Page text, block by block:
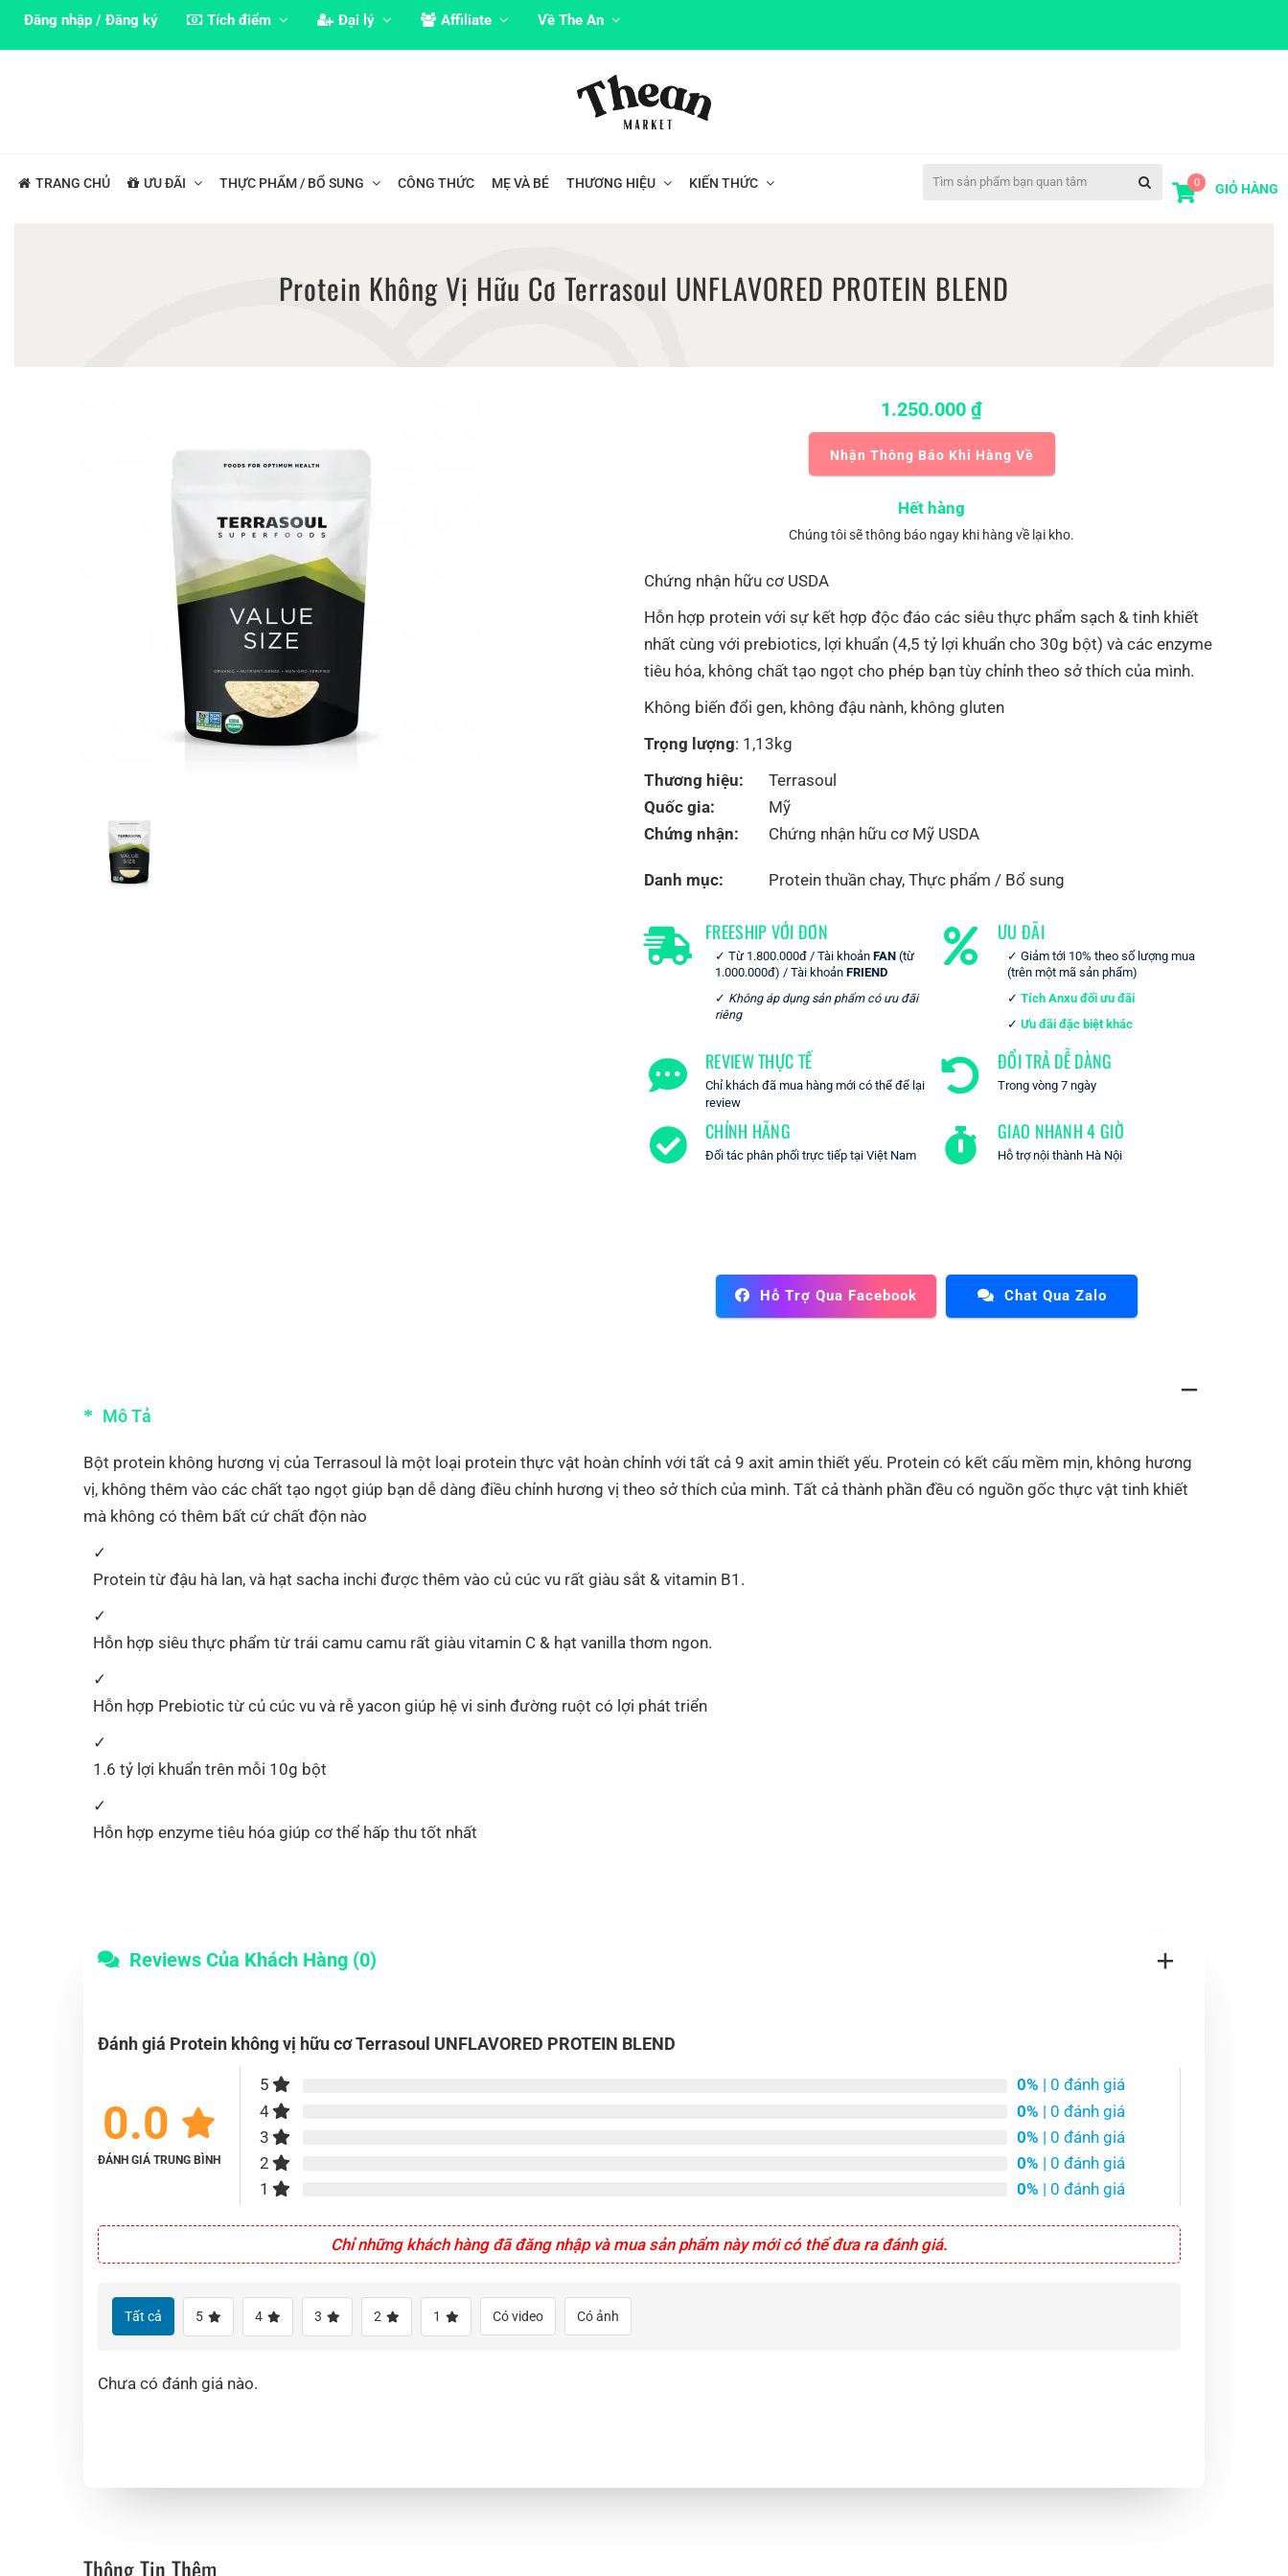
Đăng nhập / Đăng ký Tích điểm Đại lý Affiliate Về The An
TRANG CHỦ ƯU ĐÃI THỰC PHẨM / BỔ SUNG CÔNG THỨC MẸ VÀ BÉ THƯƠNG HIỆU KIẾN THỨC 0 GIỎ HÀNG
Protein Không Vị Hữu Cơ Terrasoul UNFLAVORED PROTEIN BLEND
1.250.000 ₫
Nhận Thông Báo Khi Hàng Về
Hết hàng
Chúng tôi sẽ thông báo ngay khi hàng về lại kho.
Chứng nhận hữu cơ USDA
Hỗn hợp protein với sự kết hợp độc đáo các siêu thực phẩm sạch & tinh khiết
nhất cùng với prebiotics, lợi khuẩn (4,5 tỷ lợi khuẩn cho 30g bột) và các enzyme
tiêu hóa, không chất tạo ngọt cho phép bạn tùy chỉnh theo sở thích của mình.
Không biến đổi gen, không đậu nành, không gluten
Trọng lượng: 1,13kg
Thương hiệu:
Terrasoul
Quốc gia:
Mỹ
Chứng nhận:
Chứng nhận hữu cơ Mỹ USDA
Danh mục: Protein thuần chay, Thực phẩm / Bổ sung
FREESHIP VỚI ĐƠN
Từ 1.800.000đ / Tài khoản FAN (từ
1.000.000đ) / Tài khoản FRIEND
Không áp dụng sản phẩm có ưu đãi
riêng
ƯU ĐÃI
Giảm tới 10% theo số lượng mua
(trên một mã sản phẩm)
Tích Anxu đổi ưu đãi
Ưu đãi đặc biệt khác
REVIEW THỰC TẾ
Chỉ khách đã mua hàng mới có thể để lại
review
ĐỔI TRẢ DỄ DÀNG
Trong vòng 7 ngày
CHÍNH HÃNG
Đối tác phân phối trực tiếp tại Việt Nam
GIAO NHANH 4 GIỜ
Hỗ trợ nội thành Hà Nội
Hỗ Trợ Qua Facebook Chat Qua Zalo
Mô Tả
Bột protein không hương vị của Terrasoul là một loại protein thực vật hoàn chỉnh với tất cả 9 axit amin thiết yếu. Protein có kết cấu mềm mịn, không hương
vị, không thêm vào các chất tạo ngọt giúp bạn dễ dàng điều chỉnh hương vị theo sở thích của mình. Tất cả thành phần đều có nguồn gốc thực vật tinh khiết
mà không có thêm bất cứ chất độn nào
Protein từ đậu hà lan, và hạt sacha inchi được thêm vào củ cúc vu rất giàu sắt & vitamin B1.
Hỗn hợp siêu thực phẩm từ trái camu camu rất giàu vitamin C & hạt vanilla thơm ngon.
Hỗn hợp Prebiotic từ củ cúc vu và rễ yacon giúp hệ vi sinh đường ruột có lợi phát triển
1.6 tỷ lợi khuẩn trên mỗi 10g bột
Hỗn hợp enzyme tiêu hóa giúp cơ thể hấp thu tốt nhất
Reviews Của Khách Hàng (0)
Đánh giá Protein không vị hữu cơ Terrasoul UNFLAVORED PROTEIN BLEND
0.0
ĐÁNH GIÁ TRUNG BÌNH
5 0% | 0 đánh giá
4
0% | 0 đánh giá
3
0% | 0 đánh giá
2
0% | 0 đánh giá
1
0% | 0 đánh giá
Chỉ những khách hàng đã đăng nhập và mua sản phẩm này mới có thể đưa ra đánh giá.
Tất cả 5 4 3 2 1 Có video Có ảnh
Chưa có đánh giá nào.